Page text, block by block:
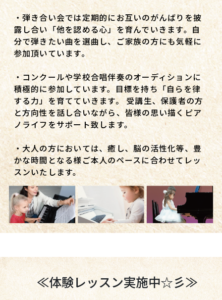
・弾き合い会では定期的にお互いのがんばりを披
露し合い「他を認める心」を育んでいきます。自
分で弾きたい曲を選曲し、ご家族の方にも気軽に
参加頂いています。
・コンクールや学校合唱伴奏のオーディションに
積極的に参加しています。目標を持ち「自らを律
する力」を育てていきます。 受講生、保護者の方
と方向性を話し合いながら、皆様の思い描くピア
ノライフをサポート致します。
・大人の方においては、癒し、脳の活性化等、豊
かな時間となる様ご本人のペースに合わせてレッ
スンいたします。
≪体験レッスン実施中☆彡≫